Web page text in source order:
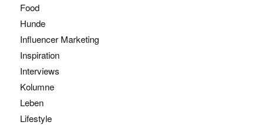
Food
Hunde
Influencer Marketing
Inspiration
Interviews
Kolumne
Leben
Lifestyle